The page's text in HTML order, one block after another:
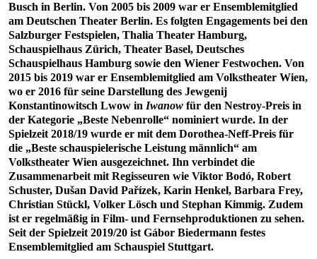
Busch in Berlin. Von 2005 bis 2009 war er Ensemblemitglied
am Deutschen Theater Berlin. Es folgten Engagements bei den
Salzburger Festspielen, Thalia Theater Hamburg,
Schauspielhaus Zürich, Theater Basel, Deutsches
Schauspielhaus Hamburg sowie den Wiener Festwochen. Von
2015 bis 2019 war er Ensemblemitglied am Volkstheater Wien,
wo er 2016 für seine Darstellung des Jewgenij
Konstantinowitsch Lwow in Iwanow für den Nestroy-Preis in
der Kategorie „Beste Nebenrolle“ nominiert wurde. In der
Spielzeit 2018/19 wurde er mit dem Dorothea-Neff-Preis für
die „Beste schauspielerische Leistung männlich“ am
Volkstheater Wien ausgezeichnet. Ihn verbindet die
Zusammenarbeit mit Regisseuren wie Viktor Bodó, Robert
Schuster, Dušan David Pařízek, Karin Henkel, Barbara Frey,
Christian Stückl, Volker Lösch und Stephan Kimmig. Zudem
ist er regelmäßig in Film- und Fernsehproduktionen zu sehen.
Seit der Spielzeit 2019/20 ist Gábor Biedermann festes
Ensemblemitglied am Schauspiel Stuttgart.